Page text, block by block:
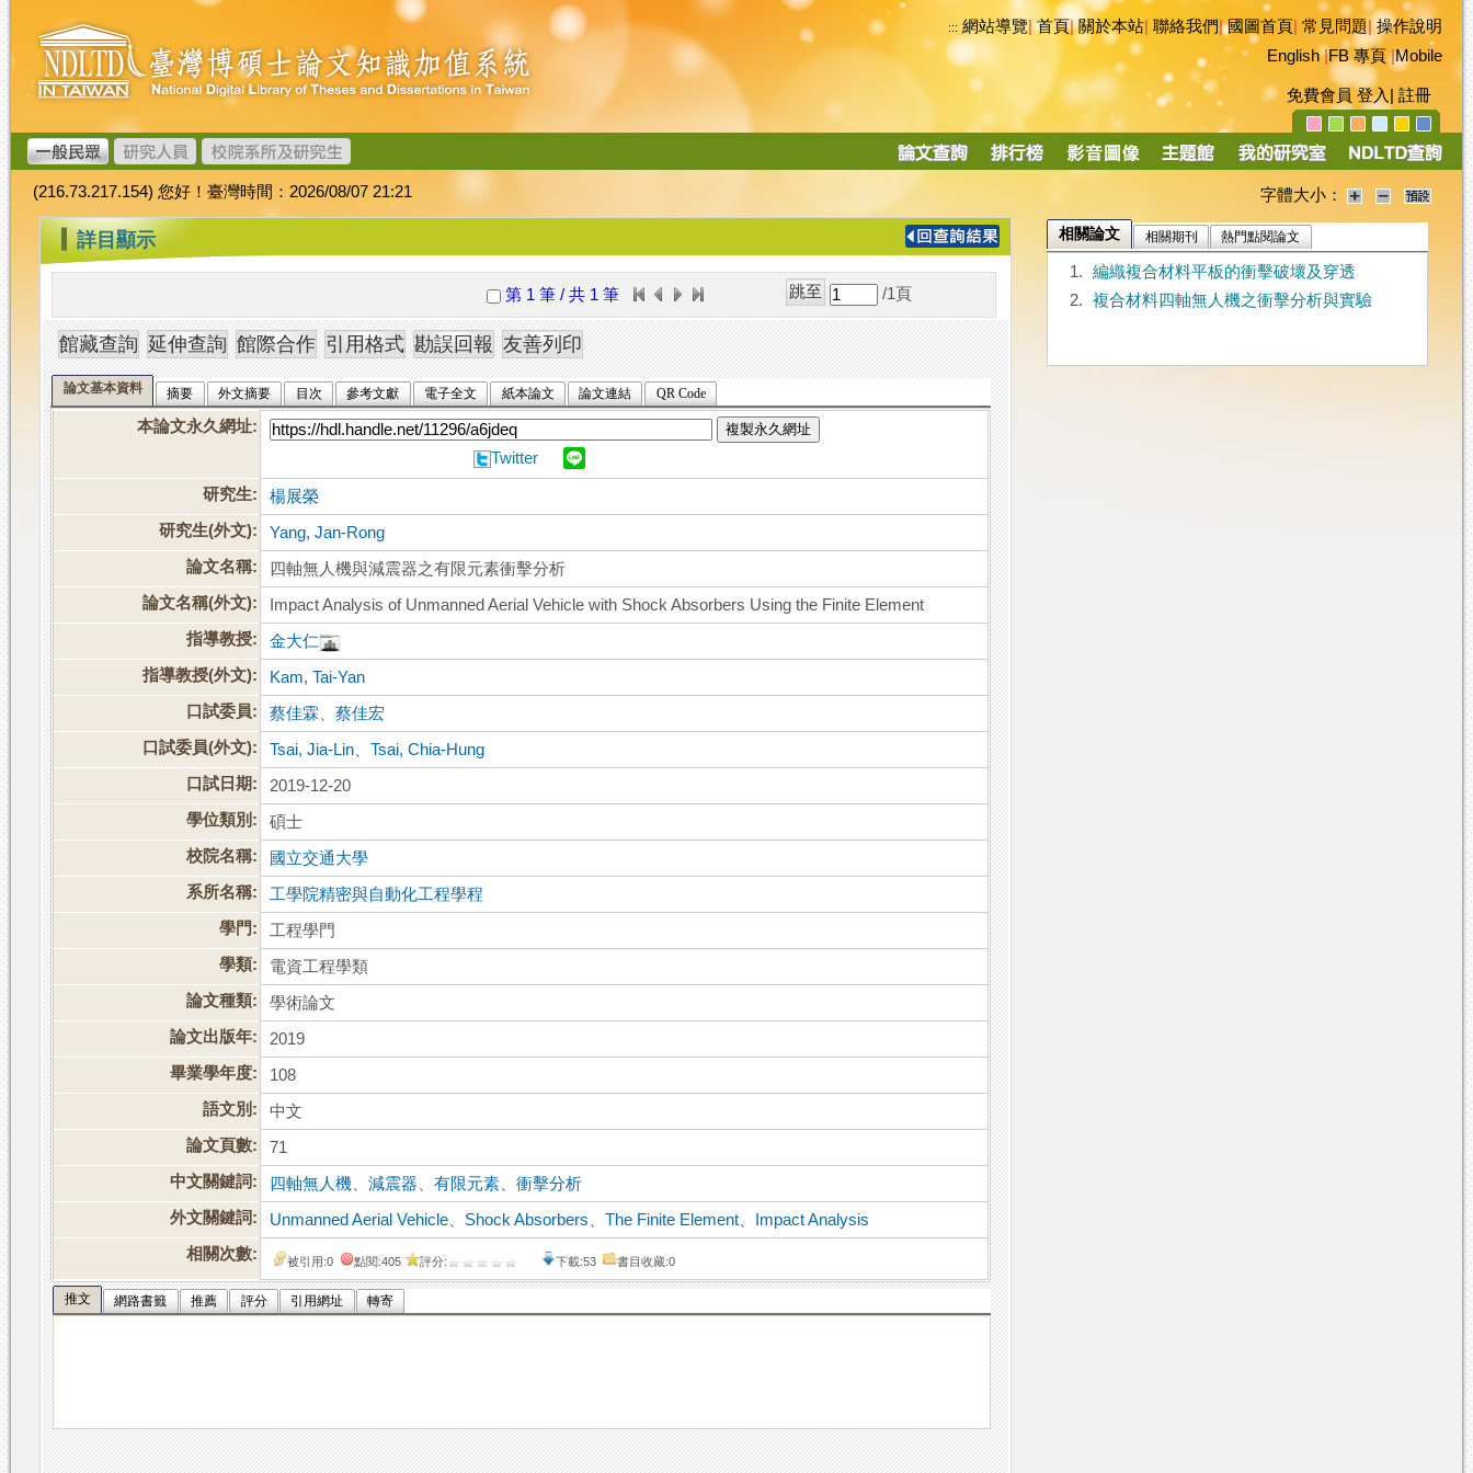
跳
到
主
要
內
容
臺
灣
博
碩
士
論
文
加
值
系
統
::: 網站導覽|首頁|關於本站 聯絡我們|國圖首頁 常見問題|操作說明
English|FB 專頁|Mobile
免費會員 登入 註冊
導
(216.73.217.154) 您好！臺灣時間：2026/08/07 21:21 字體大小：
::: 詳目顯示
第 1 筆 / 共 1 筆 /1 頁
論文基本資料 摘要 外文摘要 目次 參考文獻 電子全文 紙本論文 論文連結 QR Code
本論文永久網址: 複製永久網址
Twitter
研究生:
楊展榮
研究生(外文):
Yang, Jan-Rong
論文名稱:
四軸無人機與減震器之有限元素衝擊分析
論文名稱(外文):
Impact Analysis of Unmanned Aerial Vehicle with Shock Absorbers Using the Finite Element
指導教授:
金大仁
指導教授(外文):
Kam, Tai-Yan
口試委員:
蔡佳霖 、蔡佳宏
口試委員(外文):
Tsai, Jia-Lin 、Tsai, Chia-Hung
口試日期:
2019-12-20
學位類別:
碩士
校院名稱:
國立交通大學
系所名稱:
工學院精密與自動化工程學程
學門:
工程學門
學類:
電資工程學類
論文種類:
學術論文
論文出版年:
2019
畢業學年度:
108
語文別:
中文
論文頁數:
71
中文關鍵詞:
四軸無人機 、減震器 、有限元素 、衝擊分析
外文關鍵詞:
Unmanned Aerial Vehicle Shock Absorbers 、The Finite Element
Impact Analysis
相關次數:
被引用:0 點閱:405 評分: 下載:53 書目收藏:0
推文 網路書籤 推薦 評分 引用網址 轉寄
相關論文 相關期刊 熱門點閱論文
1.
編織複合材料平板的衝擊破壞及穿透
2.
複合材料四軸無人機之衝擊分析與實驗